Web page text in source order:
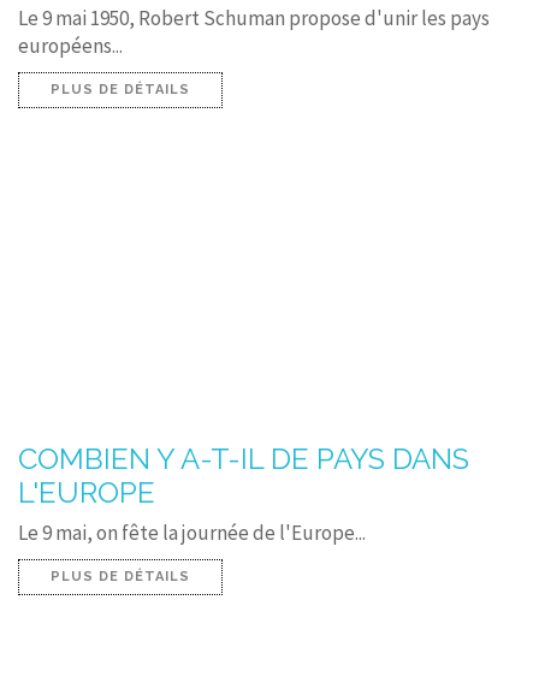
Le 9 mai 1950, Robert Schuman propose d'unir les pays
européens...
PLUS DE DÉTAILS
COMBIEN Y A-T-IL DE PAYS DANS
L'EUROPE
Le 9 mai, on fête la journée de l'Europe...
PLUS DE DÉTAILS